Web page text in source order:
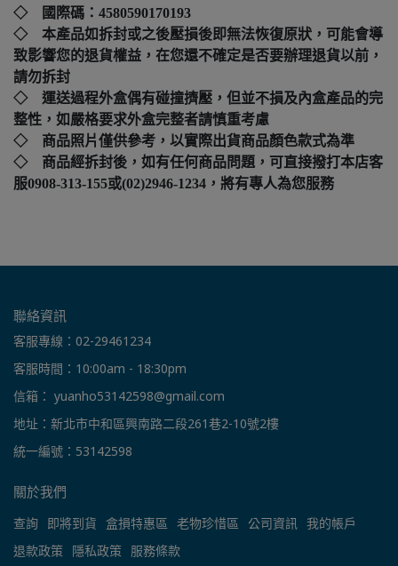
◇ 國際碼： 4580590170193
◇ 本產品如拆封或之後壓損後即無法恢復原狀，可能會導
致影響您的退貨權益，在您還不確定是否要辦理退貨以前，
請勿拆封
◇ 運送過程外盒偶有碰撞擠壓，但並不損及內盒產品的完
整性，如嚴格要求外盒完整者請慎重考慮
◇ 商品照片僅供參考，以實際出貨商品顏色款式為準
◇ 商品經拆封後，如有任何商品問題，可直接撥打本店客
服0908-313-155或(02)2946-1234，將有專人為您服務
聯絡資訊
客服專線：02-29461234
客服時間：10:00am - 18:30pm
信箱： yuanho53142598@gmail.com
地址：新北市中和區興南路二段261巷2-10號2樓
統一編號：53142598
關於我們
查詢 即將到貨 盒損特惠區 老物珍惜區 公司資訊 我的帳戶
退款政策 隱私政策 服務條款